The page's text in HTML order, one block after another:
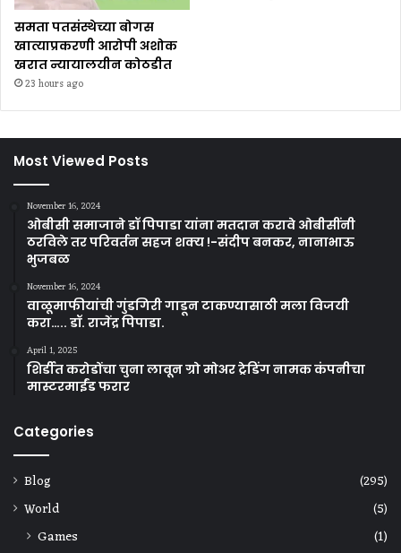
समता पतसंस्थेच्या बोगस
खात्याप्रकरणी आरोपी अशोक
खरात न्यायालयीन कोठडीत
23 hours ago
Most Viewed Posts
November 16, 2024
ओबीसी समाजाने डॉ पिपाडा यांना मतदान करावे ओबीसींनी
ठरविले तर परिवर्तन सहज शक्य !-संदीप बनकर, नानाभाऊ
भुजबळ
November 16, 2024
वाळूमाफीयांची गुंडगिरी गाडून टाकण्यासाठी मला विजयी
करा….. डॉ. राजेंद्र पिपाडा.
April 1, 2025
शिर्डीत करोडोंचा चुना लावून ग्रो मोअर ट्रेडिंग नामक कंपनीचा
मास्टरमाईंड फरार
Categories
Blog
(295)
World
(5)
Games
(1)